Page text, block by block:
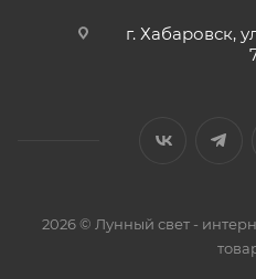
г. Хабаровск,
2026 © Лунный свет -